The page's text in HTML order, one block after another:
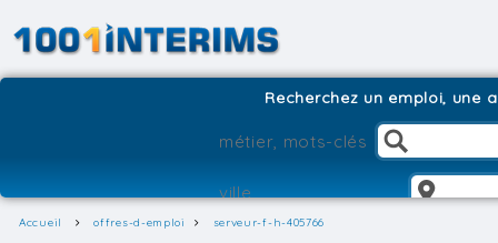
Recherchez un emploi, une
Accueil offres-d-emploi serveur-f-h-405766